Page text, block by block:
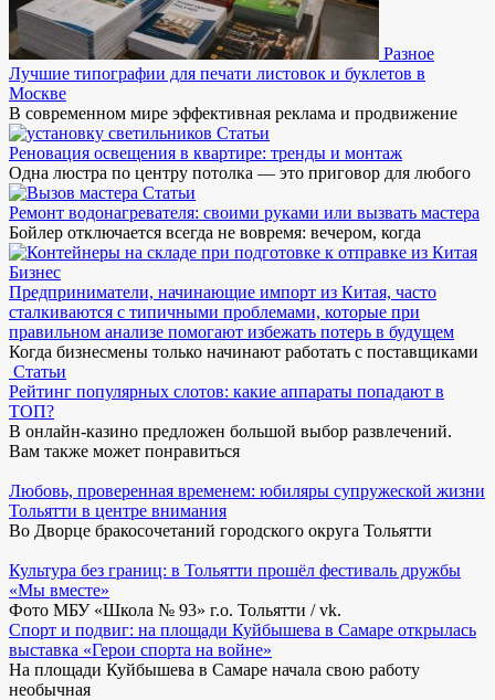
Разное
Лучшие типографии для печати листовок и буклетов в
Москве
В современном мире эффективная реклама и продвижение
Статьи
Реновация освещения в квартире: тренды и монтаж
Одна люстра по центру потолка — это приговор для любого
Статьи
Ремонт водонагревателя: своими руками или вызвать мастера
Бойлер отключается всегда не вовремя: вечером, когда
Бизнес
Предприниматели, начинающие импорт из Китая, часто
сталкиваются с типичными проблемами, которые при
правильном анализе помогают избежать потерь в будущем
Когда бизнесмены только начинают работать с поставщиками
Статьи
Рейтинг популярных слотов: какие аппараты попадают в
ТОП?
В онлайн-казино предложен большой выбор развлечений.
Вам также может понравиться
Любовь, проверенная временем: юбиляры супружеской жизни
Тольятти в центре внимания
Во Дворце бракосочетаний городского округа Тольятти
Культура без границ: в Тольятти прошёл фестиваль дружбы
«Мы вместе»
Фото МБУ «Школа № 93» г.о. Тольятти / vk.
Спорт и подвиг: на площади Куйбышева в Самаре открылась
выставка «Герои спорта на войне»
На площади Куйбышева в Самаре начала свою работу
необычная